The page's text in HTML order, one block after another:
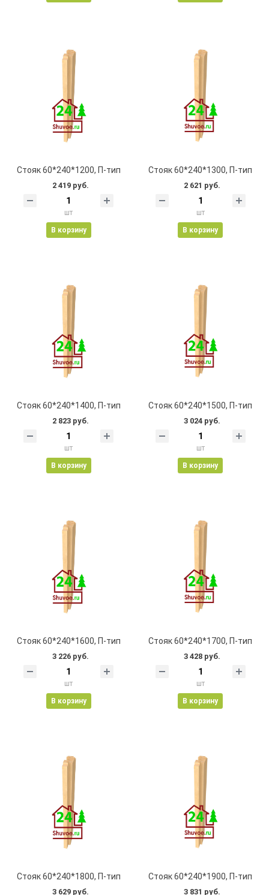
Стояк 60*240*1200, П-тип
2 419 руб.
шт
В корзину
Стояк 60*240*1300, П-тип
2 621 руб.
шт
В корзину
Стояк 60*240*1400, П-тип
2 823 руб.
шт
В корзину
Стояк 60*240*1500, П-тип
3 024 руб.
шт
В корзину
Стояк 60*240*1600, П-тип
3 226 руб.
шт
В корзину
Стояк 60*240*1700, П-тип
3 428 руб.
шт
В корзину
Стояк 60*240*1800, П-тип
3 629 руб.
Стояк 60*240*1900, П-тип
3 831 руб.